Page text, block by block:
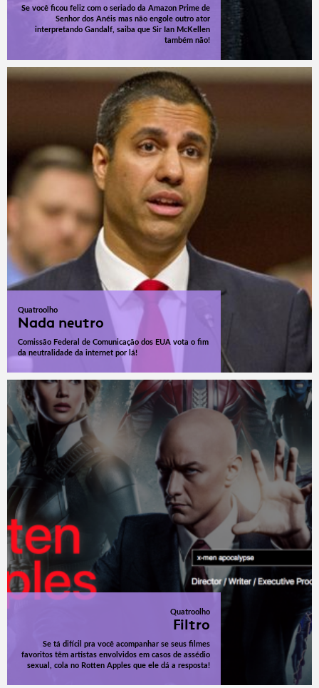
Se você ficou feliz com o seriado da Amazon Prime de
Senhor dos Anéis mas não engole outro ator
interpretando Gandalf, saiba que Sir Ian McKellen
também não!
Quatroolho
Nada neutro
Comissão Federal de Comunicação dos EUA vota o fim
da neutralidade da internet por lá!
Quatroolho
Filtro
Se tá difícil pra você acompanhar se seus filmes
favoritos têm artistas envolvidos em casos de assédio
sexual, cola no Rotten Apples que ele dá a resposta!